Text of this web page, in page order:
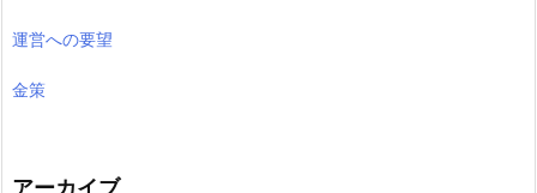
運営への要望
金策
アーカイブ